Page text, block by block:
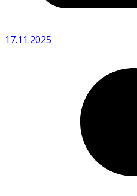
17.11.2025